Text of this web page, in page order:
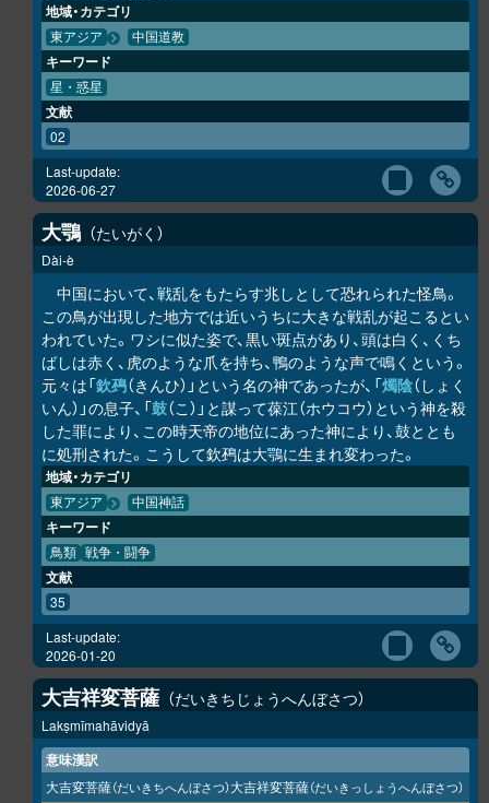
地域・カテゴリ
東アジア 中国道教
キーワード
星・惑星
文献
02
Last-update:
2026-06-27
大鶚 たいがく
Dài-è
中国において、戦乱をもたらす兆しとして恐れられた怪鳥。
この鳥が出現した地方では近いうちに大きな戦乱が起こるとい
われていた。ワシに似た姿で、黒い斑点があり、頭は白く、くち
ばしは赤く、虎のような爪を持ち、鴨のような声で鳴くという。
元々は「欽䲹（きんひ）」という名の神であったが、「燭陰（しょく
いん）」の息子、「鼓（こ）」と謀って葆江（ホウコウ）という神を殺
した罪により、この時天帝の地位にあった神により、鼓ととも
に処刑された。こうして欽䲹は大鶚に生まれ変わった。
地域・カテゴリ
東アジア 中国神話
キーワード
鳥類 戦争・闘争
文献
35
Last-update:
2026-01-20
大吉祥変菩薩 だいきちじょうへんぼさつ
Lakṣmīmahāvidyā
意味漢訳
大吉変菩薩（だいきちへんぼさつ）大吉祥変菩薩（だいきっしょうへんぼさつ）